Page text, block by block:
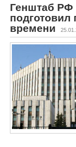
Генштаб РФ
подготовил
времени